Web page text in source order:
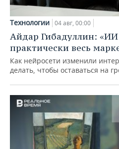
Технологии 04 авг, 00:00
Айдар Гибадуллин: «ИИ
практически весь
Как нейросети изменили
делать, чтобы оставаться на